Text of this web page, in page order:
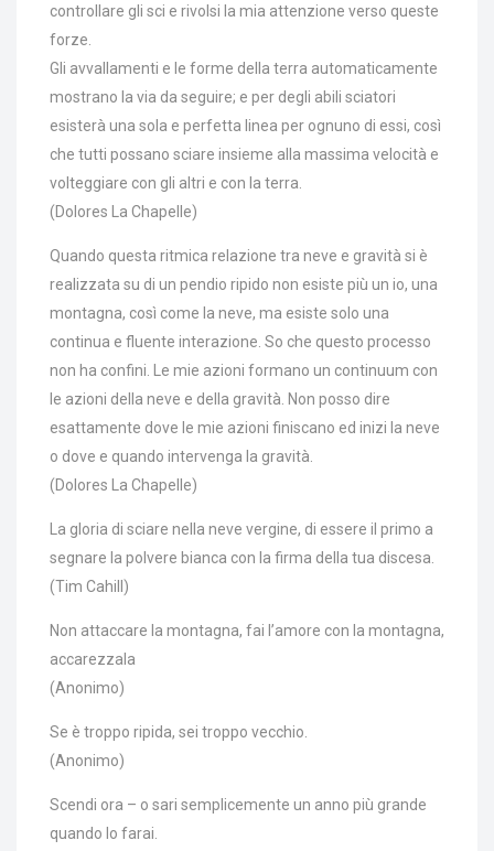
controllare gli sci e rivolsi la mia attenzione verso queste
forze.
Gli avvallamenti e le forme della terra automaticamente
mostrano la via da seguire; e per degli abili sciatori
esisterà una sola e perfetta linea per ognuno di essi, così
che tutti possano sciare insieme alla massima velocità e
volteggiare con gli altri e con la terra.
(Dolores La Chapelle)
Quando questa ritmica relazione tra neve e gravità si è
realizzata su di un pendio ripido non esiste più un io, una
montagna, così come la neve, ma esiste solo una
continua e fluente interazione. So che questo processo
non ha confini. Le mie azioni formano un continuum con
le azioni della neve e della gravità. Non posso dire
esattamente dove le mie azioni finiscano ed inizi la neve
o dove e quando intervenga la gravità.
(Dolores La Chapelle)
La gloria di sciare nella neve vergine, di essere il primo a
segnare la polvere bianca con la firma della tua discesa.
(Tim Cahill)
Non attaccare la montagna, fai l’amore con la montagna,
accarezzala
(Anonimo)
Se è troppo ripida, sei troppo vecchio.
(Anonimo)
Scendi ora – o sari semplicemente un anno più grande
quando lo farai.